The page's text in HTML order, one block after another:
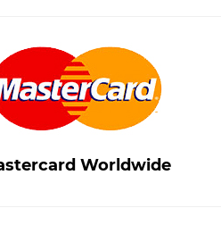
Worldwide